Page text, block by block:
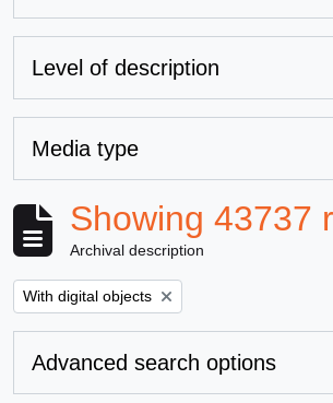
Level of description
Media type
Showing 43737
Archival description
Remove filter:
With digital objects
Advanced search options